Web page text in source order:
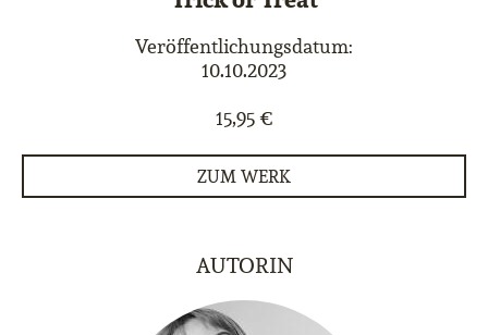
Veröffentlichungsdatum:
10.10.2023
15,95 €
ZUM WERK
AUTORIN